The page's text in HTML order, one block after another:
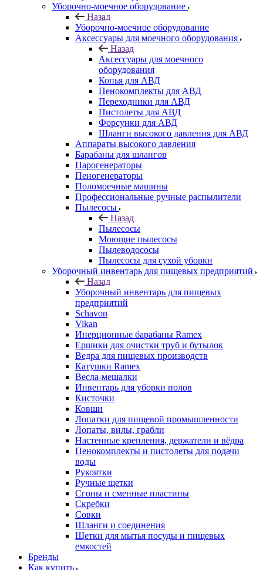
Уборочно-моечное оборудование
Назад
Уборочно-моечное оборудование
Аксессуары для моечного оборудования
Назад
Аксессуары для моечного
оборудования
Копья для АВД
Пенокомплекты для АВД
Переходники для АВД
Пистолеты для АВД
Форсунки для АВД
Шланги высокого давления для АВД
Аппараты высокого давления
Барабаны для шлангов
Парогенераторы
Пеногенераторы
Поломоечные машины
Профессиональные ручные распылители
Пылесосы
Назад
Пылесосы
Моющие пылесосы
Пылеводососы
Пылесосы для сухой уборки
Уборочный инвентарь для пищевых предприятий
Назад
Уборочный инвентарь для пищевых
предприятий
Schavon
Vikan
Инерционные барабаны Ramex
Ершики для очистки труб и бутылок
Ведра для пищевых производств
Катушки Ramex
Весла-мешалки
Инвентарь для уборки полов
Кисточки
Ковши
Лопатки для пищевой промышленности
Лопаты, вилы, грабли
Настенные крепления, держатели и вёдра
Пенокомплекты и пистолеты для подачи
воды
Рукоятки
Ручные щетки
Сгоны и сменные пластины
Скребки
Совки
Шланги и соединения
Щетки для мытья посуды и пищевых
емкостей
Бренды
Как купить